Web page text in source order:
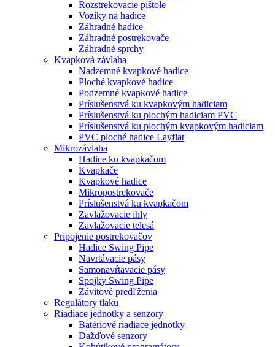
Rozstrekovacie pištole
Vozíky na hadice
Záhradné hadice
Záhradné postrekovače
Záhradné sprchy
Kvapková závlaha
Nadzemné kvapkové hadice
Ploché kvapkové hadice
Podzemné kvapkové hadice
Príslušenstvá ku kvapkovým hadiciam
Príslušenstvá ku plochým hadiciam PVC
Príslušenstvá ku plochým kvapkovým hadiciam
PVC ploché hadice Layflat
Mikrozávlaha
Hadice ku kvapkačom
Kvapkače
Kvapkové hadice
Mikropostrekovače
Príslušenstvá ku kvapkačom
Zavlažovacie ihly
Zavlažovacie telesá
Pripojenie postrekovačov
Hadice Swing Pipe
Navrtávacie pásy
Samonavŕtavacie pásy
Spojky Swing Pipe
Závitové predľženia
Regulátory tlaku
Riadiace jednotky a senzory
Batériové riadiace jednotky
Dažďové senzory